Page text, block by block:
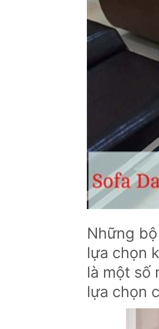
Những
lựa chọn
là một số
lựa chọn